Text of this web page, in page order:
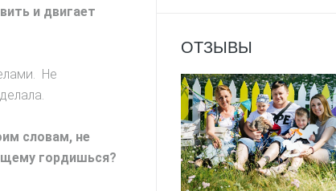
и двигает
Не
словам, не
гордишься?
ОТЗЫВЫ